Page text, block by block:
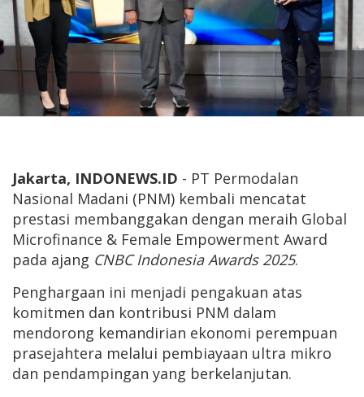
Jakarta, INDONEWS.ID - PT Permodalan
Nasional Madani (PNM) kembali mencatat
prestasi membanggakan dengan meraih Global
Microfinance & Female Empowerment Award
pada ajang CNBC Indonesia Awards 2025.
Penghargaan ini menjadi pengakuan atas
komitmen dan kontribusi PNM dalam
mendorong kemandirian ekonomi perempuan
prasejahtera melalui pembiayaan ultra mikro
dan pendampingan yang berkelanjutan.